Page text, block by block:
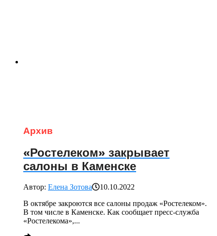
Архив
«Ростелеком» закрывает
салоны в Каменске
Автор: Елена Зотова
10.10.2022
В октябре закроются все салоны продаж «Ростелеком».
В том числе в Каменске. Как сообщает пресс-служба
«Ростелекома»,...